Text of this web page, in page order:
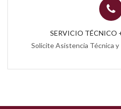
SERVICIO TÉCNICO
Solicite Asistencia Técnica y